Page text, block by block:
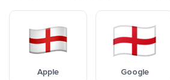
Apple Google